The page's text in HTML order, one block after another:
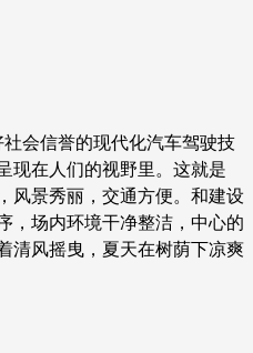
会信誉的现代化汽车驾驶技
现在人们的视野里。这就是
风景秀丽，交通方便。和建设
，场内环境干净整洁，中心的
清风摇曳，夏天在树荫下凉爽